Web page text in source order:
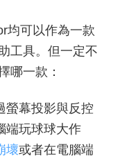
均可以作為一款
工具。但一定不
哪一款：
螢幕投影與反控
端玩球球大作
壞或者在電腦端